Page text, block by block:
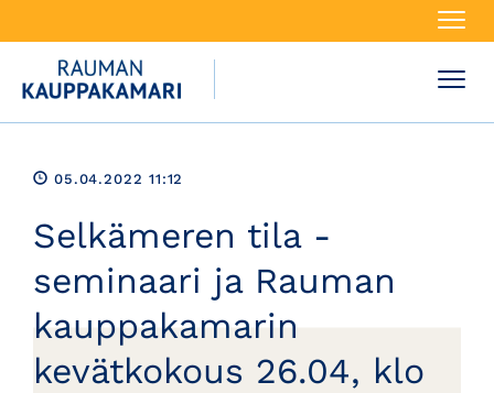
05.04.2022 11:12
Selkämeren tila -
seminaari ja Rauman
kauppakamarin
kevätkokous 26.04, klo